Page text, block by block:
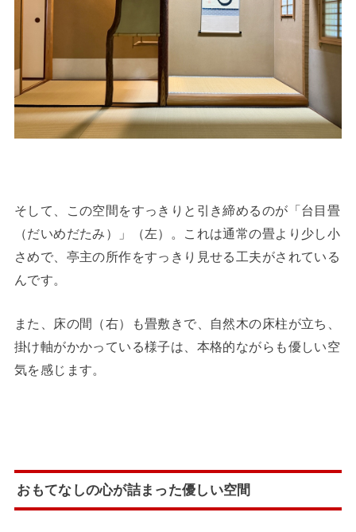
そして、この空間をすっきりと引き締めるのが「台目畳
（だいめだたみ）」（左）。これは通常の畳より少し小
さめで、亭主の所作をすっきり見せる工夫がされている
んです。
また、床の間（右）も畳敷きで、自然木の床柱が立ち、
掛け軸がかかっている様子は、本格的ながらも優しい空
気を感じます。
おもてなしの心が詰まった優しい空間